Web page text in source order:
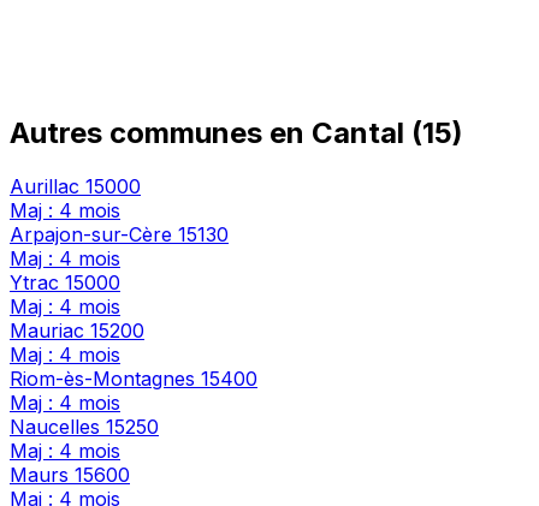
Autres communes en Cantal (15)
Aurillac 15000
Maj : 4 mois
Arpajon-sur-Cère 15130
Maj : 4 mois
Ytrac 15000
Maj : 4 mois
Mauriac 15200
Maj : 4 mois
Riom-ès-Montagnes 15400
Maj : 4 mois
Naucelles 15250
Maj : 4 mois
Maurs 15600
Maj : 4 mois